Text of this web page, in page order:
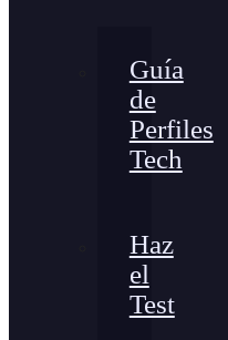
Guía
de
Perfiles
Tech
Haz
el
Test